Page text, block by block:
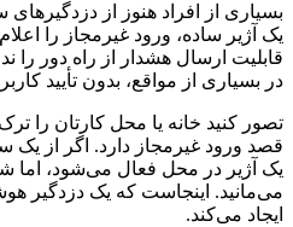
بسیاری از افراد هنوز از دزدگیرهای
یک آژیر ساده، ورود غیرمجاز را
قابلیت ارسال هشدار از راه دور را
در بسیاری از مواقع، بدون تأیید
تصور کنید خانه یا محل کارتان را
قصد ورود غیرمجاز دارد. اگر از یک
یک آژیر در محل فعال می‌شود، اما
ایجاد می‌کند.